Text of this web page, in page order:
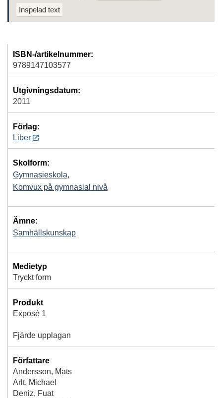
Inspelad text
ISBN-/artikelnummer:
9789147103577
Utgivningsdatum:
2011
Förlag:
Liber
Skolform:
Gymnasieskola,
Komvux på gymnasial nivå
Ämne:
Samhällskunskap
Medietyp
Tryckt form
Produkt
Exposé 1
Fjärde upplagan
Författare
Andersson, Mats
Arlt, Michael
Deniz, Fuat